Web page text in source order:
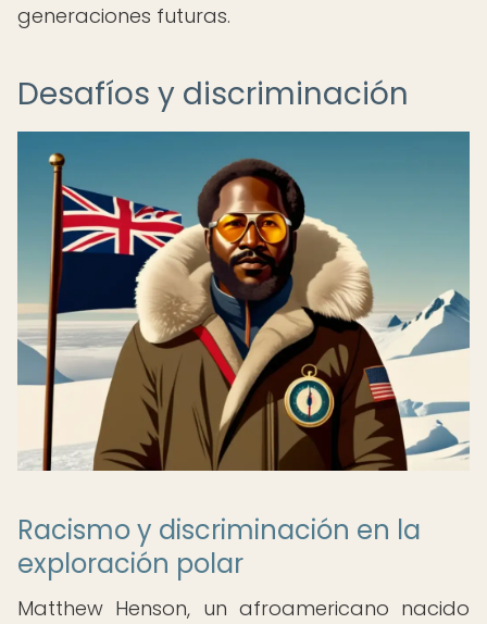
generaciones futuras.
Desafíos y discriminación
Racismo y discriminación en la
exploración polar
Matthew Henson, un afroamericano nacido